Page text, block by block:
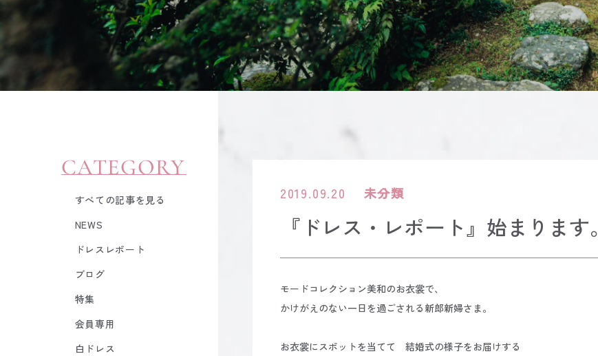
2019.09.20 未分類
『ドレス・レポート』始まります。
モードコレクション美和のお衣裳で、
かけがえのない一日を過ごされる新郎新婦さま。
お衣裳にスポットを当てて 結婚式の様子をお届けする
CATEGORY
すべての記事を見る
NEWS
ドレスレポート
ブログ
特集
会員専用
白ドレス